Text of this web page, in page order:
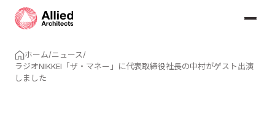
ホーム/ニュース/
ラジオNIKKEI「ザ・マネー」に代表取締役社長の中村がゲスト出演
しました